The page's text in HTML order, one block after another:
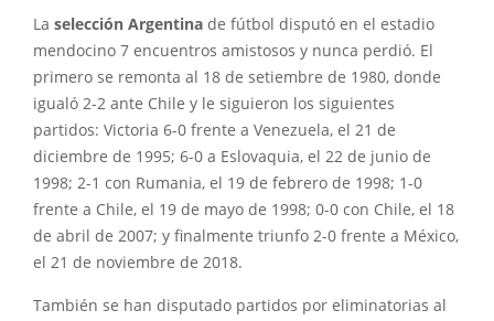
La selección Argentina de fútbol disputó en el estadio
mendocino 7 encuentros amistosos y nunca perdió. El
primero se remonta al 18 de setiembre de 1980, donde
igualó 2-2 ante Chile y le siguieron los siguientes
partidos: Victoria 6-0 frente a Venezuela, el 21 de
diciembre de 1995; 6-0 a Eslovaquia, el 22 de junio de
1998; 2-1 con Rumania, el 19 de febrero de 1998; 1-0
frente a Chile, el 19 de mayo de 1998; 0-0 con Chile, el 18
de abril de 2007; y finalmente triunfo 2-0 frente a México,
el 21 de noviembre de 2018.
También se han disputado partidos por eliminatorias al